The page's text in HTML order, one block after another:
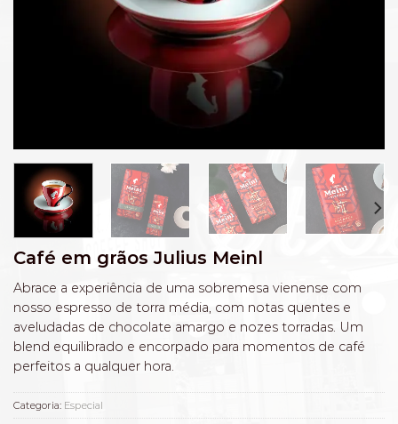
Café em grãos Julius Meinl
Abrace a experiência de uma sobremesa vienense com
nosso espresso de torra média, com notas quentes e
aveludadas de chocolate amargo e nozes torradas. Um
blend equilibrado e encorpado para momentos de café
perfeitos a qualquer hora.
Categoria: Especial